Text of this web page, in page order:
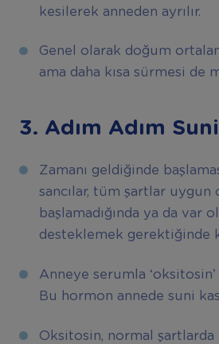
kesilerek anneden ayrılır.
Genel olarak doğum
ama daha kısa sürmesi de
3. Adım Adım
Zamanı geldiğinde
sancılar, tüm şartlar uygun
başlamadığında ya da var
desteklemek gerektiğinde
Anneye serumla
Bu hormon annede suni
Oksitosin, normal şartlarda